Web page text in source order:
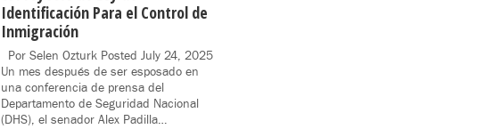
Identificación Para el Control de
Inmigración
Por Selen Ozturk Posted July 24, 2025
Un mes después de ser esposado en
una conferencia de prensa del
Departamento de Seguridad Nacional
(DHS), el senador Alex Padilla…